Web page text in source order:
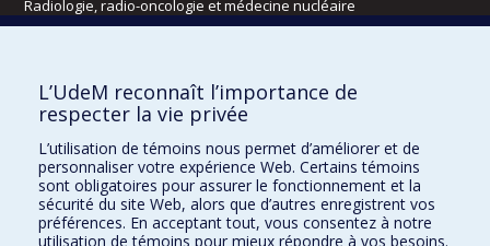
Radiologie, radio-oncologie et médecine nucléaire
Écoles
Kinésiologie et des sciences de l’activité physique
Orthophonie et audiologie
Réadaptation
Directions
DPC
L’UdeM reconnaît l’importance de
respecter la vie privée
L’utilisation de témoins nous permet d’améliorer et de
personnaliser votre expérience Web. Certains témoins
sont obligatoires pour assurer le fonctionnement et la
sécurité du site Web, alors que d’autres enregistrent vos
préférences. En acceptant tout, vous consentez à notre
utilisation de témoins pour mieux répondre à vos besoins.